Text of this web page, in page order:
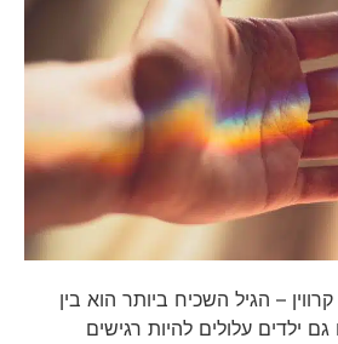
– הגיל השכיח ביותר הוא בין
ל – 50, אולם גם ילדים עלולים להיות רגישים